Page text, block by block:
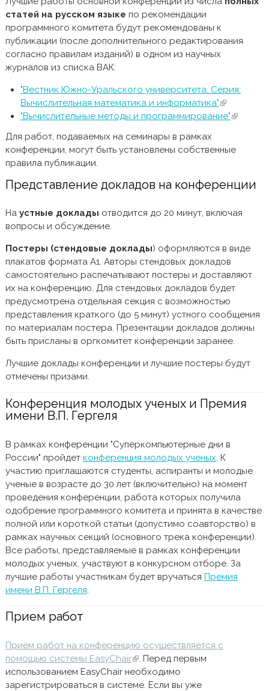
статей на русском языке по рекомендации
программного комитета будут рекомендованы к
публикации (после дополнительного редактирования
согласно правилам изданий) в одном из научных
журналов из списка ВАК:
"Вестник Южно-Уральского университета. Серия:
Вычислительная математика и информатика"(внешняя
ссылка)
"Вычислительные методы и программирование"(внешняя
Для работ, подаваемых на семинары в рамках
конференции, могут быть установлены собственные
правила публикации.
Представление докладов на конференции
На устные доклады отводится до 20 минут, включая
вопросы и обсуждение.
Постеры (стендовые доклады) оформляются в виде
плакатов формата А1. Авторы стендовых докладов
самостоятельно распечатывают постеры и доставляют
их на конференцию. Для стендовых докладов будет
предусмотрена отдельная секция с возможностью
представления краткого (до 5 минут) устного сообщения
по материалам постера. Презентации докладов должны
быть присланы в оргкомитет конференции заранее.
Лучшие доклады конференции и лучшие постеры будут
отмечены призами.
Конференция молодых ученых и Премия
имени В.П. Гергеля
В рамках конференции "Суперкомпьютерные дни в
России" пройдет конференция молодых ученых . К
участию приглашаются студенты, аспиранты и молодые
ученые в возрасте до 30 лет (включительно) на момент
проведения конференции, работа которых получила
одобрение программного комитета и принята в качестве
полной или короткой статьи (допустимо соавторство) в
рамках научных секций (основного трека конференции).
Все работы, представляемые в рамках конференции
молодых ученых, участвуют в конкурсном отборе. За
лучшие работы участникам будет вручаться Премия
имени В.П. Гергеля
Прием работ
Прием работ на конференцию осуществляется с
помощью системы EasyChair(внешняя ссылка)
. Перед первым
использованием EasyChair необходимо
зарегистрироваться в системе. Если вы уже